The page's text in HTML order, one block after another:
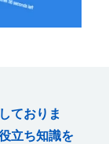
ておりま
立ち知識を